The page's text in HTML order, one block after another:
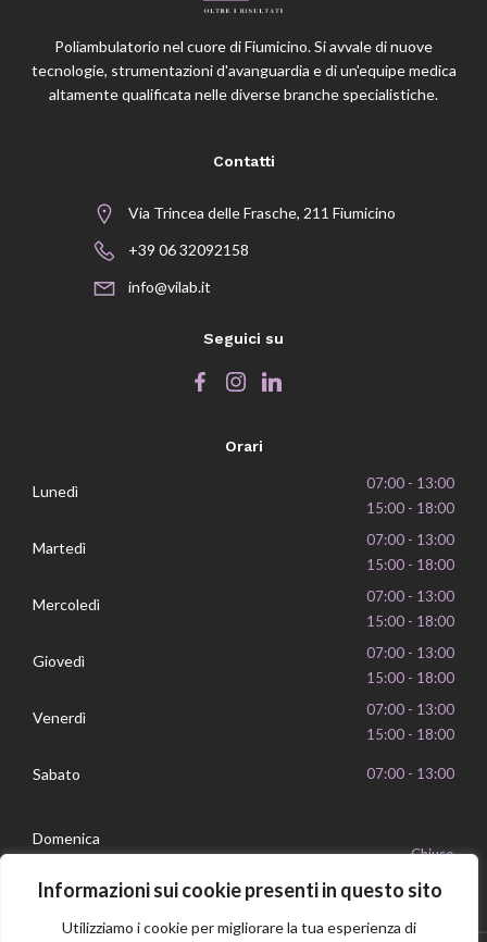
Informazioni sui cookie presenti in questo sito
Utilizziamo i cookie per migliorare la tua esperienza di
Poliambulatorio nel cuore di Fiumicino. Si avvale di nuove
tecnologie, strumentazioni d'avanguardia e di un'equipe medica
altamente qualificata nelle diverse branche specialistiche.
Contatti
Via Trincea delle Frasche, 211 Fiumicino
+39 06 32092158
info@vilab.it
Seguici su
Orari
Lunedì
07:00 - 13:00
15:00 - 18:00
Martedì
07:00 - 13:00
15:00 - 18:00
Mercoledì
07:00 - 13:00
15:00 - 18:00
Giovedì
07:00 - 13:00
15:00 - 18:00
Venerdì
07:00 - 13:00
15:00 - 18:00
Sabato 07:00 - 13:00
Domenica
Chiuso